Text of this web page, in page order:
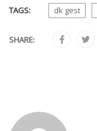
TAGS: dk gest
SHARE: